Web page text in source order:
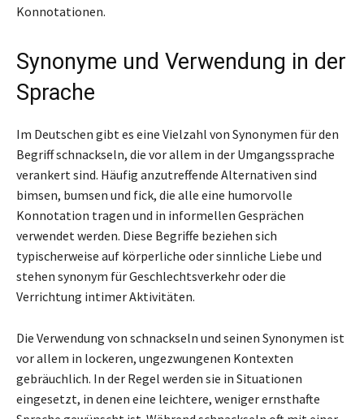
Konnotationen.
Synonyme und Verwendung in der
Sprache
Im Deutschen gibt es eine Vielzahl von Synonymen für den
Begriff schnackseln, die vor allem in der Umgangssprache
verankert sind. Häufig anzutreffende Alternativen sind
bimsen, bumsen und fick, die alle eine humorvolle
Konnotation tragen und in informellen Gesprächen
verwendet werden. Diese Begriffe beziehen sich
typischerweise auf körperliche oder sinnliche Liebe und
stehen synonym für Geschlechtsverkehr oder die
Verrichtung intimer Aktivitäten.
Die Verwendung von schnackseln und seinen Synonymen ist
vor allem in lockeren, ungezwungenen Kontexten
gebräuchlich. In der Regel werden sie in Situationen
eingesetzt, in denen eine leichtere, weniger ernsthafte